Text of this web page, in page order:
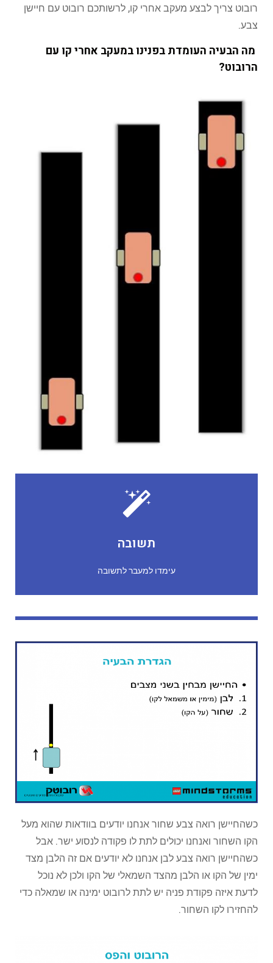
רובוט צריך לבצע מעקב אחרי קו, לרשותכם רובוט עם חיישן
צבע.
מה הבעיה העומדת בפנינו במעקב אחרי קו עם
הרובוט?
תשובה
עימדו למעבר לתשובה
הראיה. הוא לא יודע מה המיקום שלו במרחב יחסית לקו.
שחור (1) ואם הוא נמצא מימין או משמאל לקו נקבל ערך
לבן (6). בעצם הרובוט לא יכול לדעת באיזה צד של הקו
כשהחיישן רואה צבע שחור אנחנו יודעים בוודאות שהוא מעל
הקו השחור ואנחנו יכולים לתת לו פקודה לנסוע ישר. אבל
כשהחיישן רואה צבע לבן אנחנו לא יודעים אם זה הלבן מצד
ימין של הקו או הלבן מהצד השמאלי של הקו ולכן לא נוכל
לדעת איזה פקודת פניה יש לתת לרובוט ימינה או שמאלה כדי
להחזירו לקו השחור.